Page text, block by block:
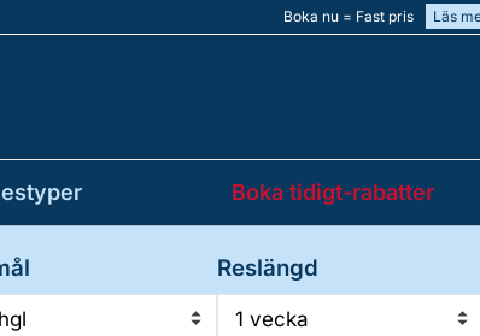
Boka nu = Fast pris Läs
Boka tidigt-rabatter
Reslängd
1 vecka